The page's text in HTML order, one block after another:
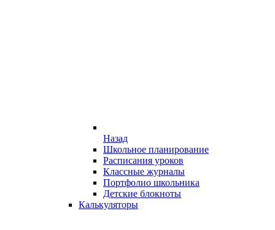
Назад
Школьное планирование
Расписания уроков
Классные журналы
Портфолио школьника
Детские блокноты
Калькуляторы